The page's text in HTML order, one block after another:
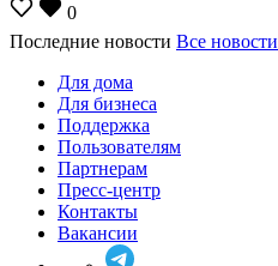
0
Последние новости Все новости
Для дома
Для бизнеса
Поддержка
Пользователям
Партнерам
Пресс-центр
Контакты
Вакансии